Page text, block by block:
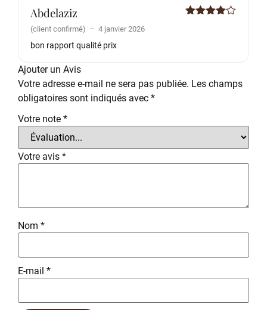
Abdelaziz
(client confirmé) – 4 janvier 2026
bon rapport qualité prix
Ajouter un Avis
Votre adresse e-mail ne sera pas publiée. Les champs
obligatoires sont indiqués avec *
Votre note *
Votre avis *
Nom *
E-mail *